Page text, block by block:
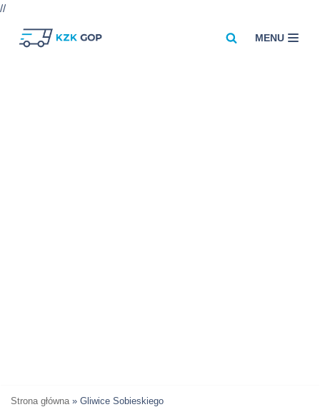
//
MENU
Strona główna » Gliwice Sobieskiego